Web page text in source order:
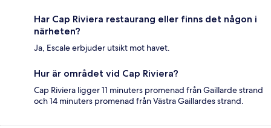
Har Cap Riviera restaurang eller finns det någon i
närheten?
Ja, Escale erbjuder utsikt mot havet.
Hur är området vid Cap Riviera?
Cap Riviera ligger 11 minuters promenad från Gaillarde strand
och 14 minuters promenad från Västra Gaillardes strand.